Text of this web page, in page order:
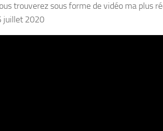
trouverez sous forme de vidéo ma plus
juillet 2020